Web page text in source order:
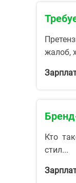
жалоб,
Кто
стил...